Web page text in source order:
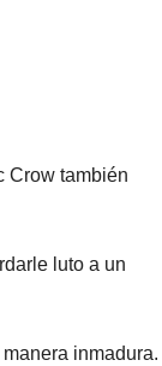
Crow también
luto a un
inmadura.